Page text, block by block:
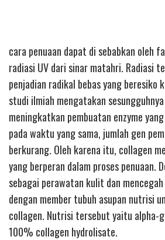
cara penuaan dapat di sebabkan oleh
radiasi UV dari sinar matahri. Radiasi
penjadian radikal bebas yang beresiko
studi ilmiah mengatakan
meningkatkan pembuatan enzyme
pada waktu yang sama, jumlah gen
berkurang. Oleh karena itu, collagen
yang berperan dalam proses penuaan.
sebagai perawatan kulit dan
dengan member tubuh asupan nutrisi
collagen. Nutrisi tersebut yaitu alpha-
100% collagen hydrolisate.